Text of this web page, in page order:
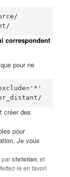
correspondent
pour ne
créer des
pour
Je vous
parchristian, et
le en favori